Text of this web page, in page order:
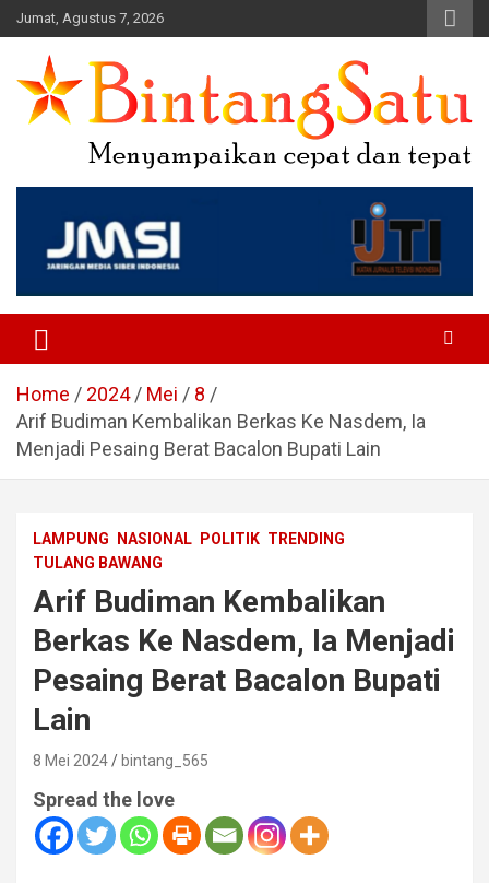
Skip
to
content
Jumat, Agustus 7, 2026
Portal Berita Nasional dan
Regional
Home 2024 Mei
8
Arif Budiman Kembalikan Berkas Ke Nasdem, Ia
Menjadi Pesaing Berat Bacalon Bupati Lain
LAMPUNG NASIONAL POLITIK TRENDING
TULANG BAWANG
Arif Budiman Kembalikan
Berkas Ke Nasdem, Ia Menjadi
Pesaing Berat Bacalon Bupati
Lain
8 Mei 2024 bintang_565
Spread the love